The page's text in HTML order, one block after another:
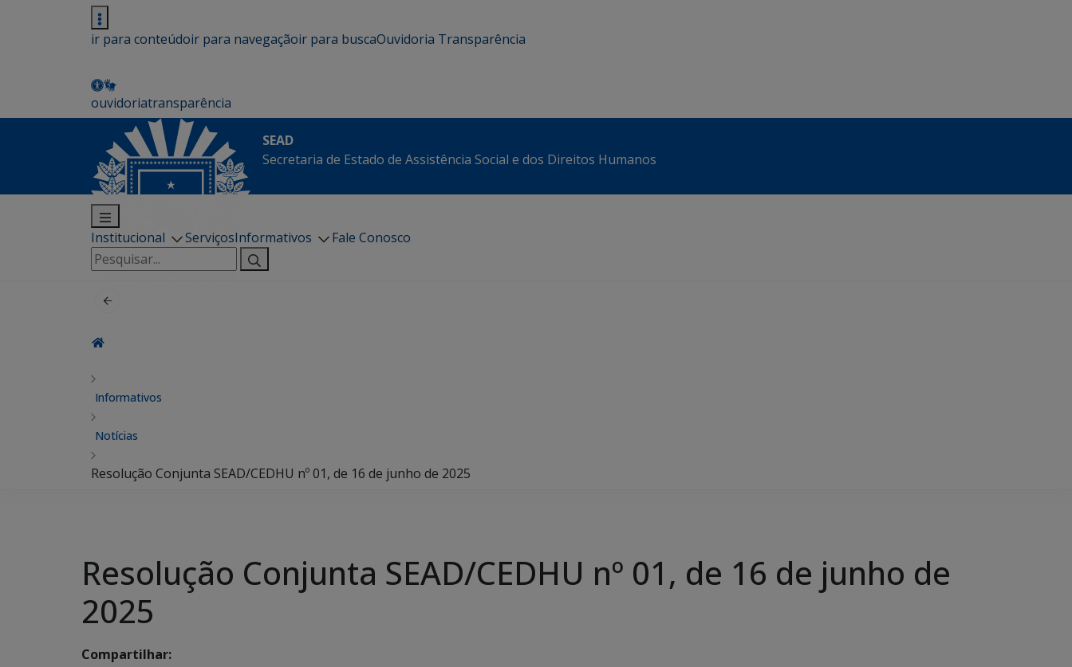
ir para conteúdoir para navegaçãoir para buscaOuvidoria Transparência
ouvidoriatransparência
SEAD
Secretaria de Estado de Assistência Social e dos Direitos Humanos
Institucional ServiçosInformativos
Fale Conosco
Pesquisar
por:
Informativos
Notícias
Resolução Conjunta SEAD/CEDHU nº 01, de 16 de junho de 2025
Resolução Conjunta SEAD/CEDHU nº 01, de 16 de junho de
2025
Compartilhar: